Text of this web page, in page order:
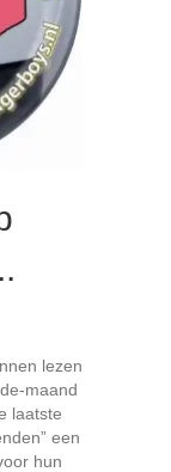
lezen
maand
laatste
een
hun